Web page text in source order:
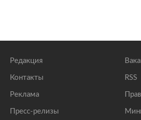
Редакция
Контакты
Реклама
Пресс-релизы
RSS